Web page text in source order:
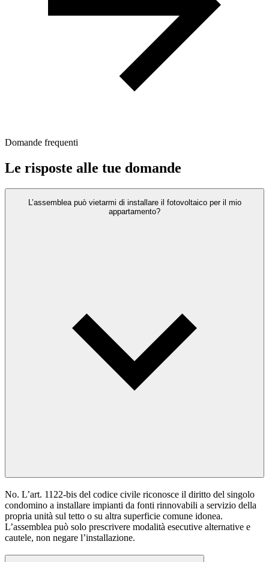
Domande frequenti
Le risposte alle tue domande
L’assemblea può vietarmi di installare il fotovoltaico per il mio
appartamento?
No. L’art. 1122-bis del codice civile riconosce il diritto del singolo
condomino a installare impianti da fonti rinnovabili a servizio della
propria unità sul tetto o su altra superficie comune idonea.
L’assemblea può solo prescrivere modalità esecutive alternative e
cautele, non negare l’installazione.